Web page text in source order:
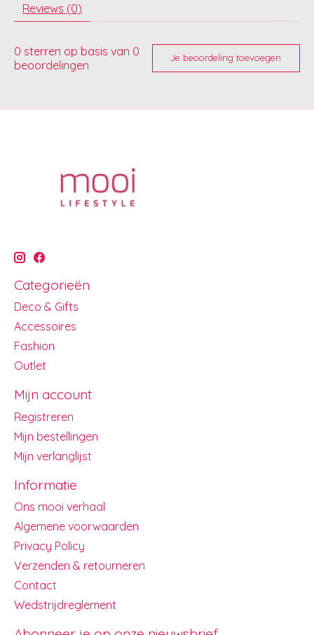
Reviews (0)
0 sterren op basis van 0
beoordelingen
Je beoordeling toevoegen
Categorieën
Deco & Gifts
Accessoires
Fashion
Outlet
Mijn account
Registreren
Mijn bestellingen
Mijn verlanglijst
Informatie
Ons mooi verhaal
Algemene voorwaarden
Privacy Policy
Verzenden & retourneren
Contact
Wedstrijdreglement